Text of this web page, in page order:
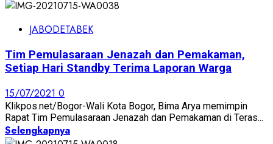
JABODETABEK
Tim Pemulasaraan Jenazah dan Pemakaman,
Setiap Hari Standby Terima Laporan Warga
15/07/2021 0
Klikpos.net/Bogor-Wali Kota Bogor, Bima Arya memimpin
Rapat Tim Pemulasaraan Jenazah dan Pemakaman di Teras...
Selengkapnya